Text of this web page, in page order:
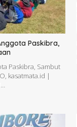
Paskibra,
Paskibra, Sambut
kasatmata.id |